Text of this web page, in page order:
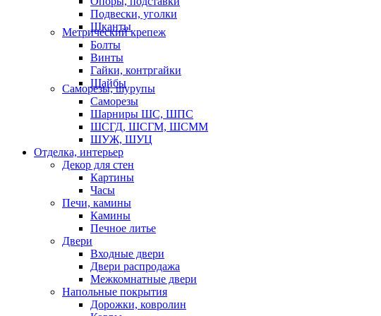
Подвески, уголки
Шканты
Метрический крепеж
Болты
Винты
Гайки, контргайки
Шайбы
Саморезы, шурупы
Саморезы
Шарниры ШС, ШПС
ШСГД, ШСГМ, ШСММ
ШУЖ, ШУЦ
Отделка, интерьер
Декор для стен
Картины
Часы
Печи, камины
Камины
Печное литье
Двери
Входные двери
Двери распродажа
Межкомнатные двери
Напольные покрытия
Дорожки, ковролин